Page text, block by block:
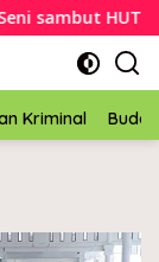
HUT ke-
Kriminal